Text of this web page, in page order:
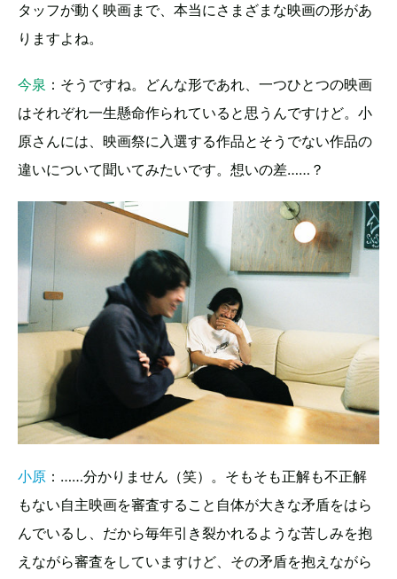
タッフが動く映画まで、本当にさまざまな映画の形があ
りますよね。
今泉 ：そうですね。どんな形であれ、一つひとつの映画
はそれぞれ一生懸命作られていると思うんですけど。小
原さんには、映画祭に入選する作品とそうでない作品の
違いについて聞いてみたいです。想いの差……？
小原 ：……分かりません（笑）。そもそも正解も不正解
もない自主映画を審査すること自体が大きな矛盾をはら
んでいるし、だから毎年引き裂かれるような苦しみを抱
えながら審査をしていますけど、その矛盾を抱えながら